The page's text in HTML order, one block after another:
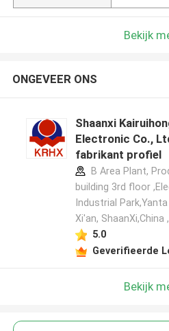
Bekijk
ONGEVEER ONS
Shaanxi
Electronic Co.,
fabrikant profiel
B Area Plant,
building 3rd floor
Industrial
Xi'an, ShaanXi,China
5.0
Geverifieerde
Bekijk